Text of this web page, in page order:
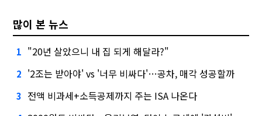
많이 본 뉴스
1 "20년 살았으니 내 집 되게 해달라?"
2 '2조는 받아야' vs '너무 비싸다'…공차, 매각 성공할까
3 전액 비과세+소득공제까지 주는 ISA 나온다